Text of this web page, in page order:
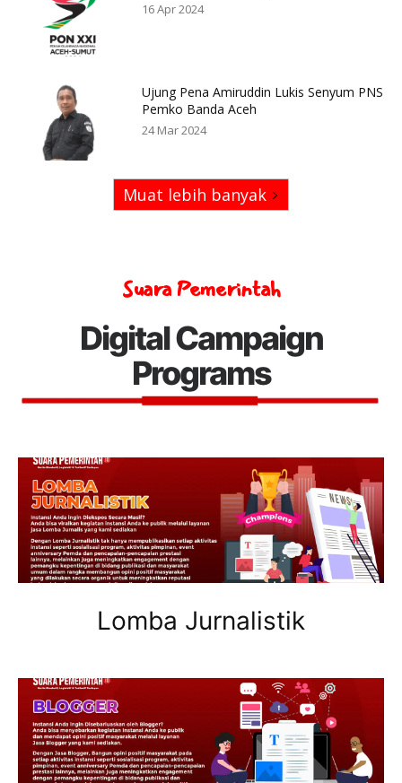
16 Apr 2024
Ujung Pena Amiruddin Lukis Senyum PNS
Pemko Banda Aceh
24 Mar 2024
Muat lebih banyak
Suara Pemerintah
Digital Campaign
Programs
Lomba Jurnalistik